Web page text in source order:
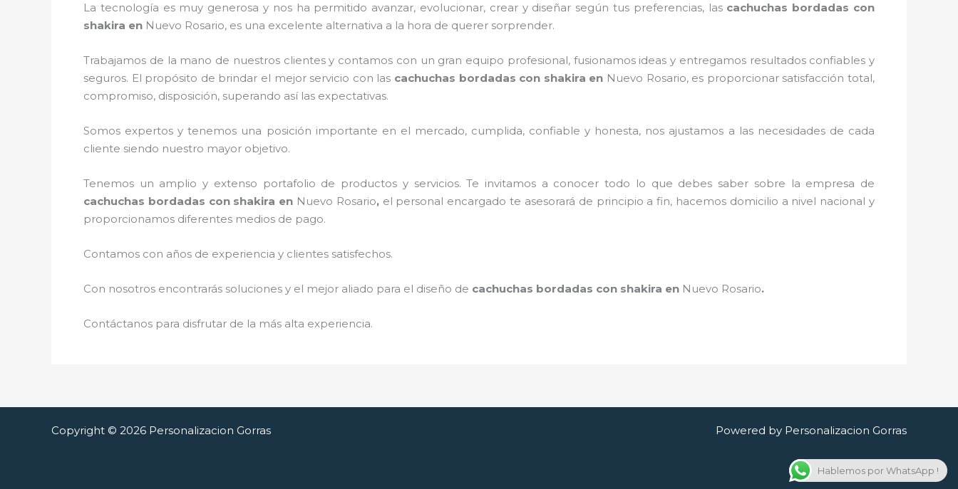
La tecnología es muy generosa y nos ha permitido avanzar, evolucionar, crear y diseñar según tus preferencias, las cachuchas bordadas con
shakira en Nuevo Rosario, es una excelente alternativa a la hora de querer sorprender.
Trabajamos de la mano de nuestros clientes y contamos con un gran equipo profesional, fusionamos ideas y entregamos resultados confiables y
seguros. El propósito de brindar el mejor servicio con las cachuchas bordadas con shakira en Nuevo Rosario, es proporcionar satisfacción total,
compromiso, disposición, superando así las expectativas.
Somos expertos y tenemos una posición importante en el mercado, cumplida, confiable y honesta, nos ajustamos a las necesidades de cada
cliente siendo nuestro mayor objetivo.
Tenemos un amplio y extenso portafolio de productos y servicios. Te invitamos a conocer todo lo que debes saber sobre la empresa de
cachuchas bordadas con shakira en Nuevo Rosario, el personal encargado te asesorará de principio a fin, hacemos domicilio a nivel nacional y
proporcionamos diferentes medios de pago.
Contamos con años de experiencia y clientes satisfechos.
Con nosotros encontrarás soluciones y el mejor aliado para el diseño de cachuchas bordadas con shakira en Nuevo Rosario.
Contáctanos para disfrutar de la más alta experiencia.
Copyright © 2026 Personalizacion Gorras Powered by Personalizacion Gorras
Hablemos por WhatsApp !